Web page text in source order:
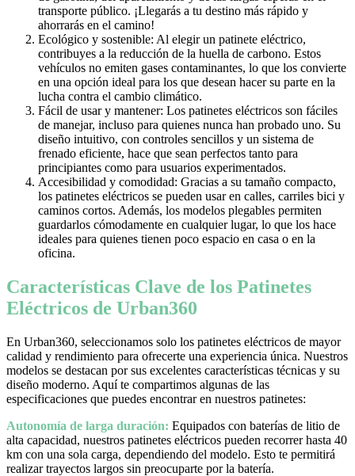
transporte público. ¡Llegarás a tu destino más rápido y
ahorrarás en el camino!
Ecológico y sostenible: Al elegir un patinete eléctrico,
contribuyes a la reducción de la huella de carbono. Estos
vehículos no emiten gases contaminantes, lo que los convierte
en una opción ideal para los que desean hacer su parte en la
lucha contra el cambio climático.
Fácil de usar y mantener: Los patinetes eléctricos son fáciles
de manejar, incluso para quienes nunca han probado uno. Su
diseño intuitivo, con controles sencillos y un sistema de
frenado eficiente, hace que sean perfectos tanto para
principiantes como para usuarios experimentados.
Accesibilidad y comodidad: Gracias a su tamaño compacto,
los patinetes eléctricos se pueden usar en calles, carriles bici y
caminos cortos. Además, los modelos plegables permiten
guardarlos cómodamente en cualquier lugar, lo que los hace
ideales para quienes tienen poco espacio en casa o en la
oficina.
Características Clave de los Patinetes
Eléctricos de Urban360
En Urban360, seleccionamos solo los patinetes eléctricos de mayor
calidad y rendimiento para ofrecerte una experiencia única. Nuestros
modelos se destacan por sus excelentes características técnicas y su
diseño moderno. Aquí te compartimos algunas de las
especificaciones que puedes encontrar en nuestros patinetes:
Autonomía de larga duración: Equipados con baterías de litio de
alta capacidad, nuestros patinetes eléctricos pueden recorrer hasta 40
km con una sola carga, dependiendo del modelo. Esto te permitirá
realizar trayectos largos sin preocuparte por la batería.